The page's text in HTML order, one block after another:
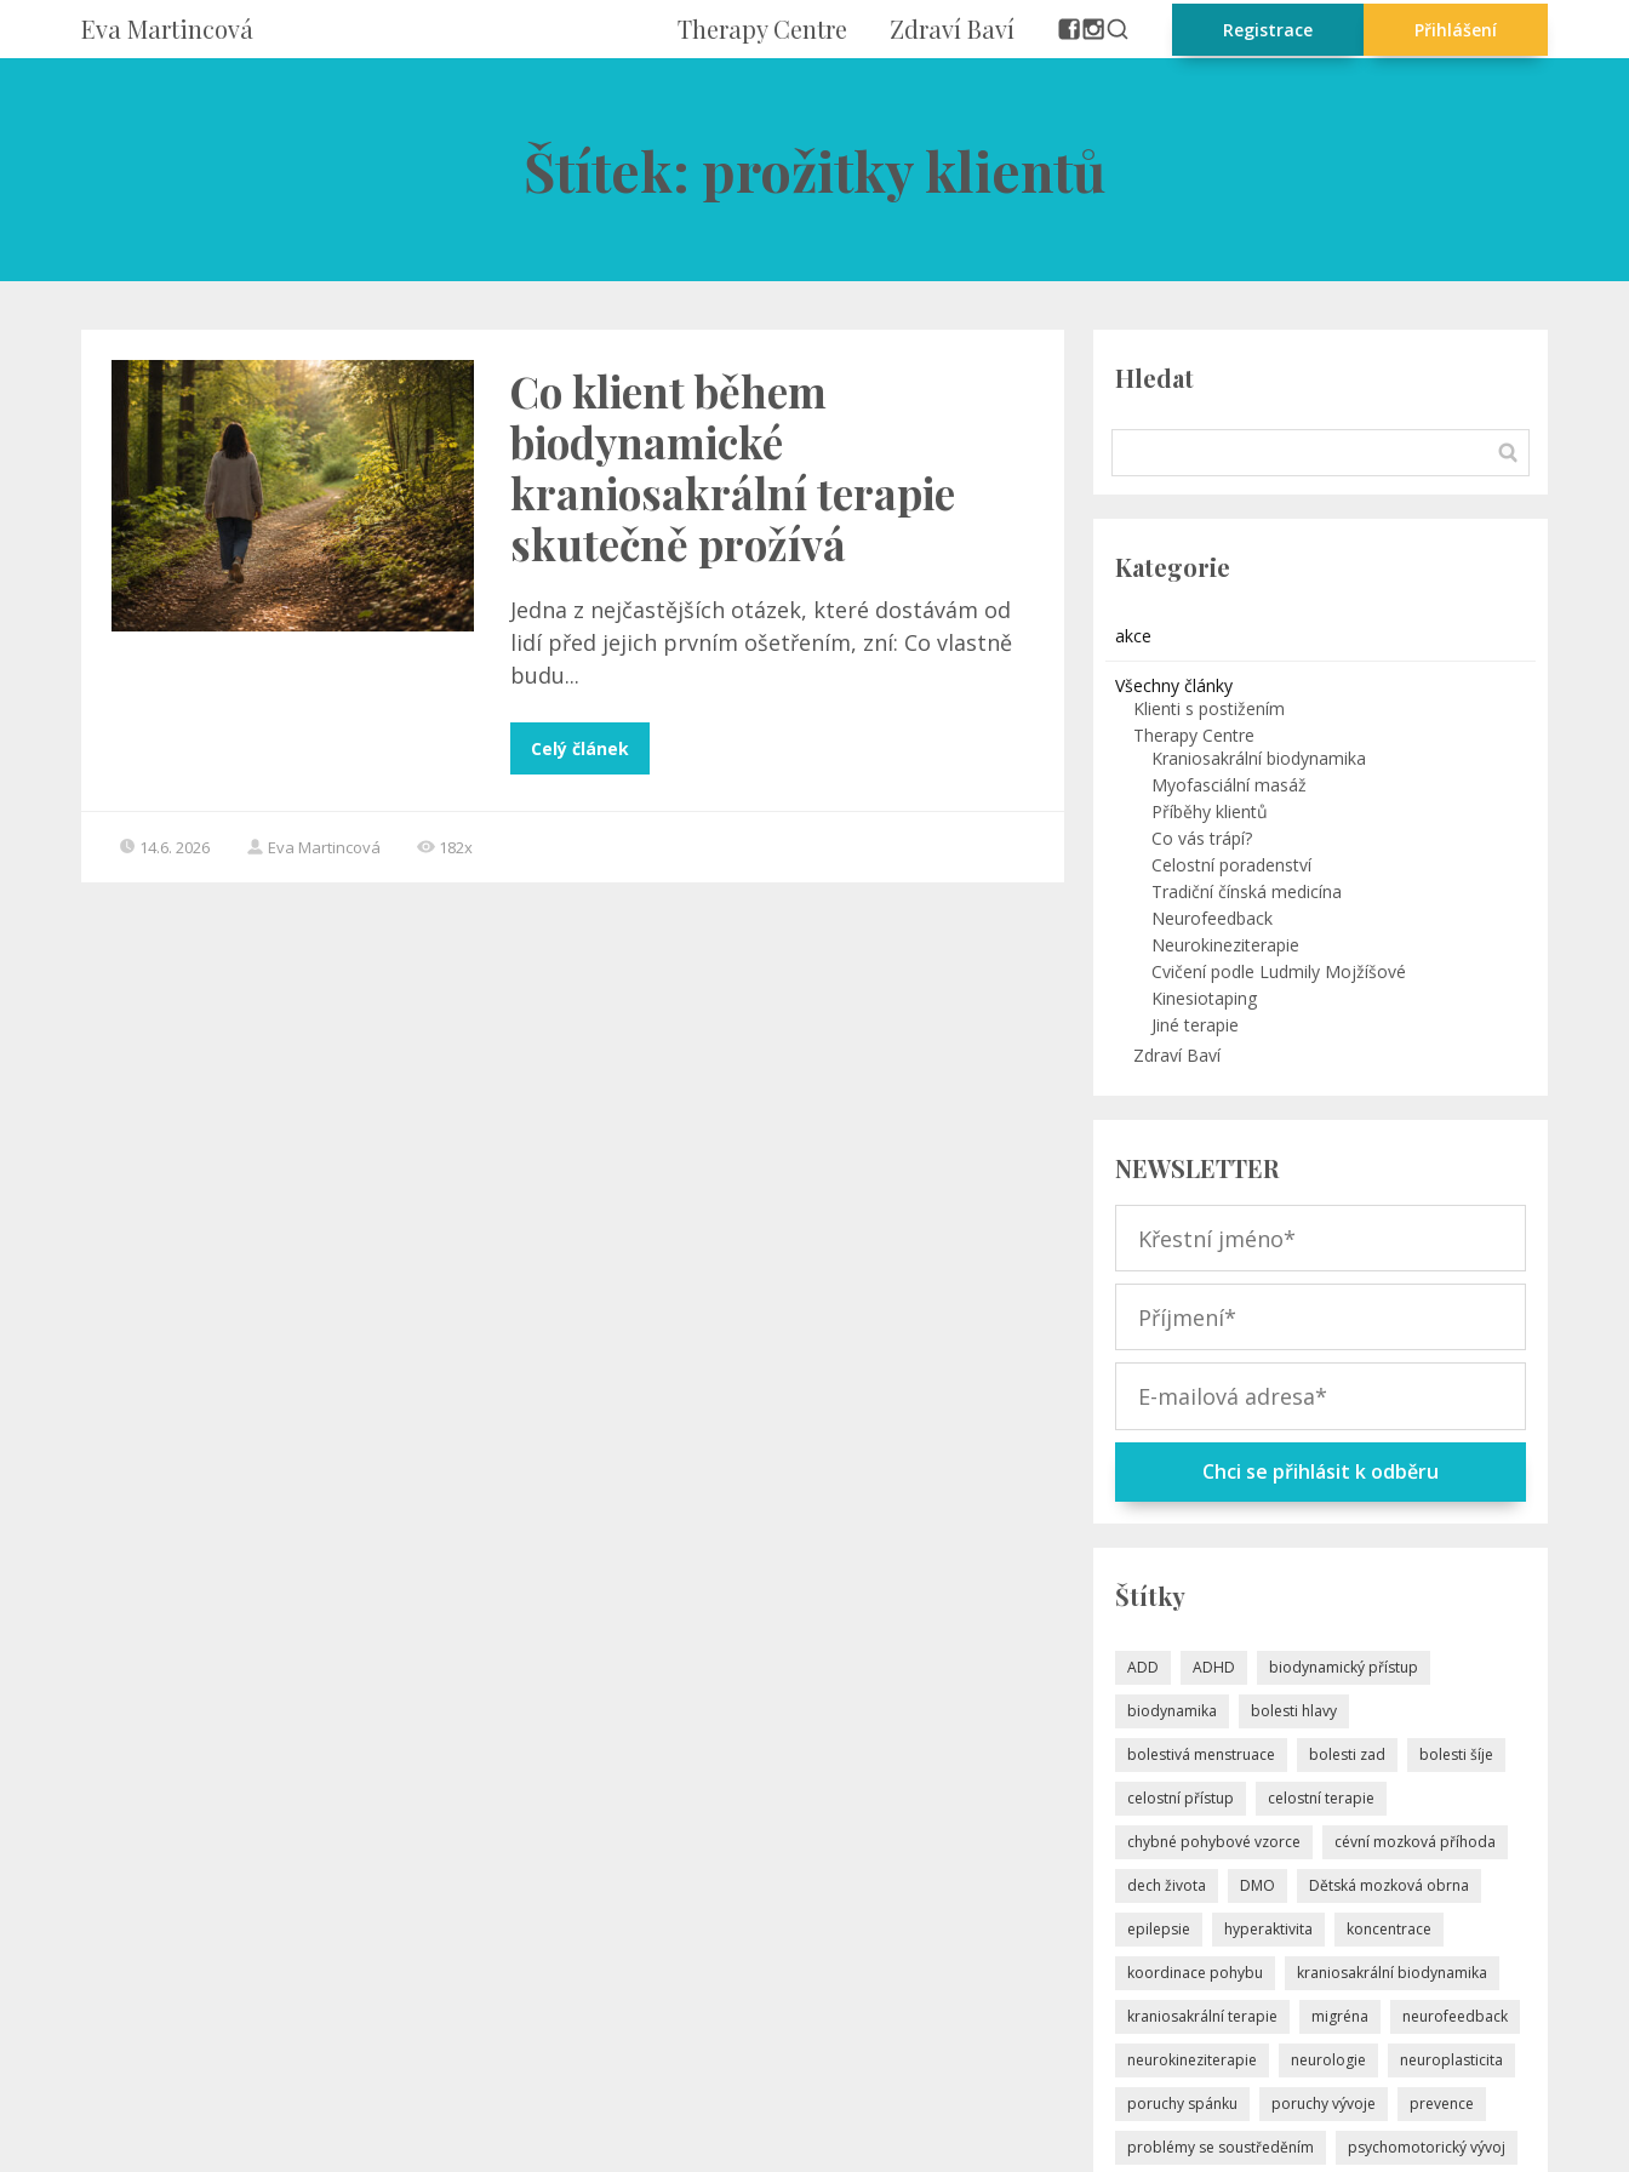
Eva Martincová Therapy Centre Zdraví Baví Registrace Přihlášení
Štítek: prožitky klientů
Co klient během
biodynamické
kraniosakrální terapie
skutečně prožívá
Jedna z nejčastějších otázek, které dostávám od
lidí před jejich prvním ošetřením, zní: Co vlastně
budu...
Celý článek
14.6. 2026 Eva Martincová 182x
Hledat
Kategorie
akce
Všechny články
Klienti s postižením
Therapy Centre
Kraniosakrální biodynamika
Myofasciální masáž
Příběhy klientů
Co vás trápí?
Celostní poradenství
Tradiční čínská medicína
Neurofeedback
Neurokineziterapie
Cvičení podle Ludmily Mojžíšové
Kinesiotaping
Jiné terapie
Zdraví Baví
NEWSLETTER
Chci se přihlásit k odběru
Štítky
ADD ADHD biodynamický přístup
biodynamika bolesti hlavy
bolestivá menstruace bolesti zad bolesti šíje
celostní přístup celostní terapie
chybné pohybové vzorce cévní mozková příhoda
dech života DMO Dětská mozková obrna
epilepsie hyperaktivita koncentrace
koordinace pohybu kraniosakrální biodynamika
kraniosakrální terapie migréna neurofeedback
neurokineziterapie neurologie neuroplasticita
poruchy spánku poruchy vývoje prevence
problémy se soustředěním psychomotorický vývoj